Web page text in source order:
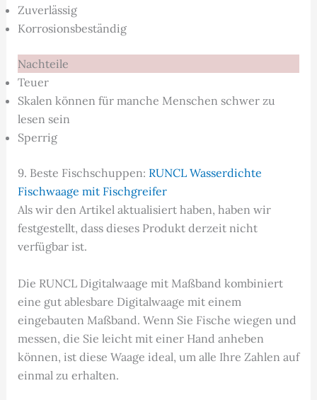
Zuverlässig
Korrosionsbeständig
Nachteile
Teuer
Skalen können für manche Menschen schwer zu
lesen sein
Sperrig
9. Beste Fischschuppen: RUNCL Wasserdichte
Fischwaage mit Fischgreifer
Als wir den Artikel aktualisiert haben, haben wir
festgestellt, dass dieses Produkt derzeit nicht
verfügbar ist.
Die RUNCL Digitalwaage mit Maßband kombiniert
eine gut ablesbare Digitalwaage mit einem
eingebauten Maßband. Wenn Sie Fische wiegen und
messen, die Sie leicht mit einer Hand anheben
können, ist diese Waage ideal, um alle Ihre Zahlen auf
einmal zu erhalten.